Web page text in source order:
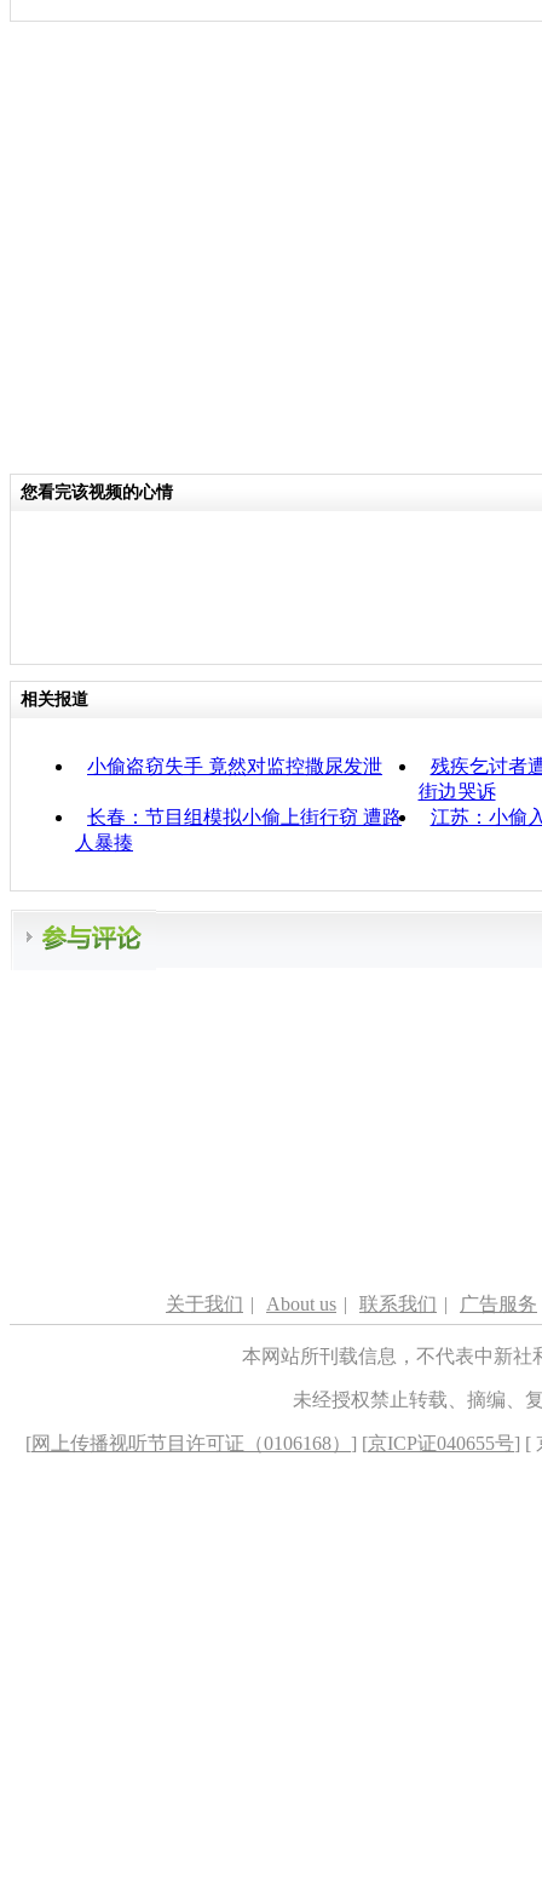
您看完该视频的心情
相关报道
小偷盗窃失手 竟然对监控撒尿发泄
残疾乞讨者
街边哭诉
长春：节目组模拟小偷上街行窃 遭路
人暴揍
江苏：小偷
关于我们 | About us | 联系我们 | 广告服务
本网站所刊载信息，不代表中新
未经授权禁止转载、摘编、
[网上传播视听节目许可证（0106168） ] [京ICP证040655号] [